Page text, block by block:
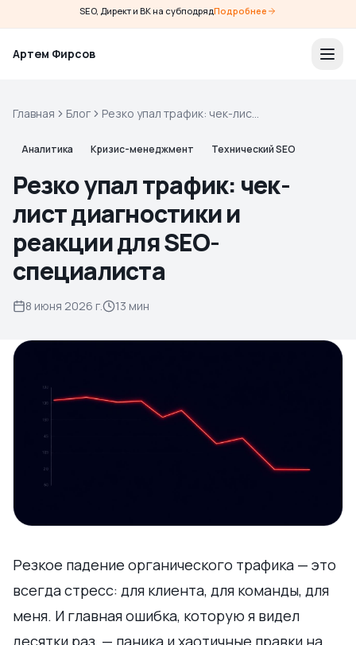
SEO, Директ и ВК на субподрядПодробнее
Артем Фирсов
Главная Блог
Резко упал трафик: чек-лист
SEO-специалиста
Аналитика Кризис-менеджмент Технический SEO
Резко упал трафик: чек-
лист диагностики и
реакции для SEO-
специалиста
8 июня 2026 г. 13 мин
Резкое падение органического трафика — это
всегда стресс: для клиента, для команды, для
меня. И главная ошибка, которую я видел
десятки раз, — паника и хаотичные правки на